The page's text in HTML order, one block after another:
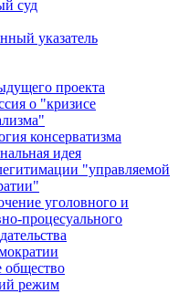
суд
указатель
проекта
о "кризисе
консерватизма
идея
"управляемой
уголовного и
процесуального
общество
режим